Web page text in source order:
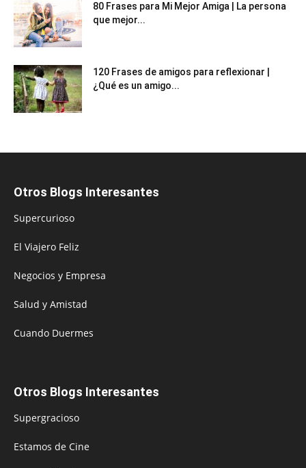
80 Frases para Mi Mejor Amiga | La persona
que mejor...
120 Frases de amigos para reflexionar |
¿Qué es un amigo...
Otros Blogs Interesantes
Supercurioso
El Viajero Feliz
Negocios y Empresa
Salud y Amistad
Cuando Duermes
Otros Blogs Interesantes
Supergracioso
Estamos de Cine